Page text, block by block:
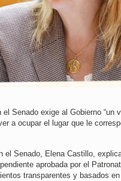
Senado exige al Gobierno “un
a ocupar el lugar que le
el Senado, Elena Castillo,
aprobada por el
transparentes y basados